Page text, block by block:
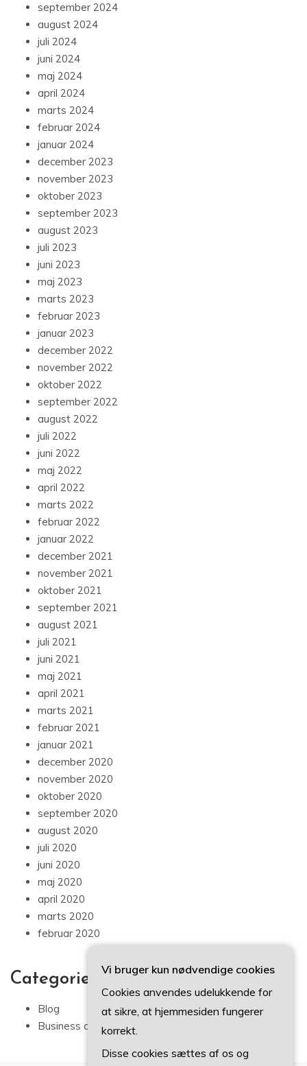
september 2024
august 2024
juli 2024
juni 2024
maj 2024
april 2024
marts 2024
februar 2024
januar 2024
december 2023
november 2023
oktober 2023
september 2023
august 2023
juli 2023
juni 2023
maj 2023
marts 2023
februar 2023
januar 2023
december 2022
november 2022
oktober 2022
september 2022
august 2022
juli 2022
juni 2022
maj 2022
april 2022
marts 2022
februar 2022
januar 2022
december 2021
november 2021
oktober 2021
september 2021
august 2021
juli 2021
juni 2021
maj 2021
april 2021
marts 2021
februar 2021
januar 2021
december 2020
november 2020
oktober 2020
september 2020
august 2020
juli 2020
juni 2020
maj 2020
april 2020
marts 2020
februar 2020
Categories
Blog
Business artikler
Vi bruger kun nødvendige cookies
Cookies anvendes udelukkende for
at sikre, at hjemmesiden fungerer
korrekt.
Disse cookies sættes af os og